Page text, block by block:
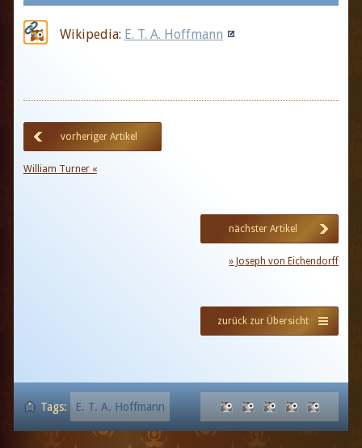
Wikipedia: E. T. A. Hoffmann
vorheriger Artikel
William Turner «
nächster Artikel
» Joseph von Eichendorff
zurück zur Übersicht
Tags: E. T. A. Hoffmann